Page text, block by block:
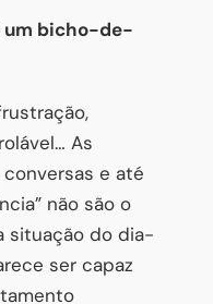
um bicho-de-
As
e até
não são o
situação do dia-
ser capaz